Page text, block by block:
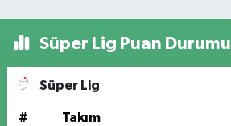
Süper Lig Puan Durumu
Süper Lig
# Takım